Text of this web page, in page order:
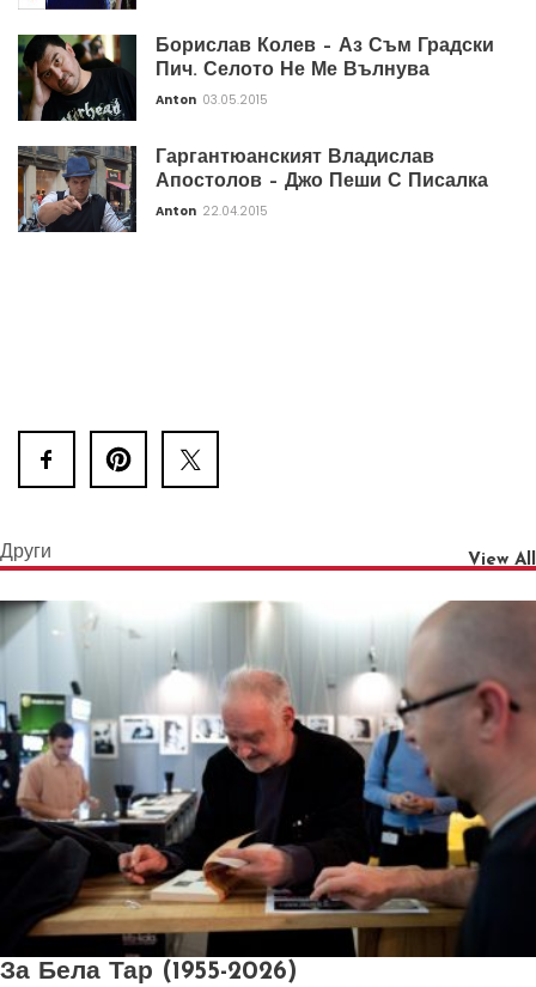
Борислав Колев – Аз Съм Градски
Пич. Селото Не Ме Вълнува
Anton 03.05.2015
Гаргантюанският Владислав
Апостолов – Джо Пеши С Писалка
Anton 22.04.2015
Други View All
За Бела Тар (1955-2026)